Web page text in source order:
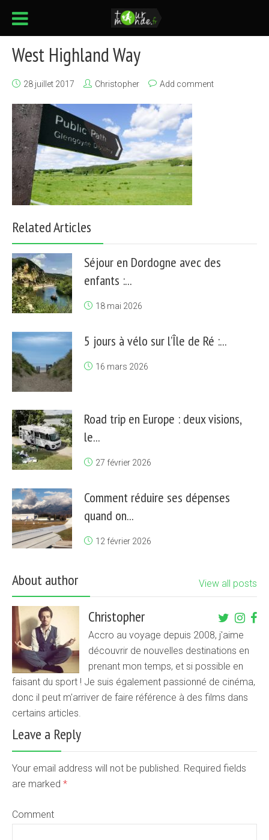
West Highland Way
28 juillet 2017 Christopher Add comment
Related Articles
Séjour en Dordogne avec des
enfants :...
18 mai 2026
5 jours à vélo sur l’Île de Ré :...
16 mars 2026
Road trip en Europe : deux visions,
le...
27 février 2026
Comment réduire ses dépenses
quand on...
12 février 2026
About author View all posts
Christopher
Accro au voyage depuis 2008, j'aime
découvrir de nouvelles destinations en
prenant mon temps, et si possible en
faisant du sport ! Je suis également passionné de cinéma,
donc il peut m'arriver de faire référence à des films dans
certains articles.
Leave a Reply
Your email address will not be published. Required fields
are marked *
Comment